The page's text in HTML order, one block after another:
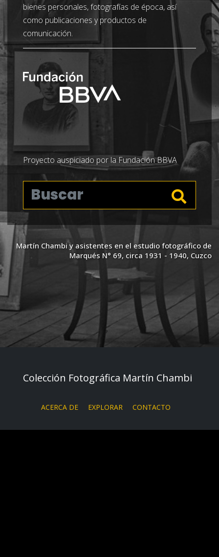
bienes personales, fotografías de época, así
como publicaciones y productos de
comunicación.
Proyecto auspiciado por la Fundación BBVA
Martín Chambi y asistentes en el estudio fotográfico de
Marqués N° 69, circa 1931 - 1940, Cuzco
Colección Fotográfica Martín Chambi
ACERCA DE EXPLORAR CONTACTO